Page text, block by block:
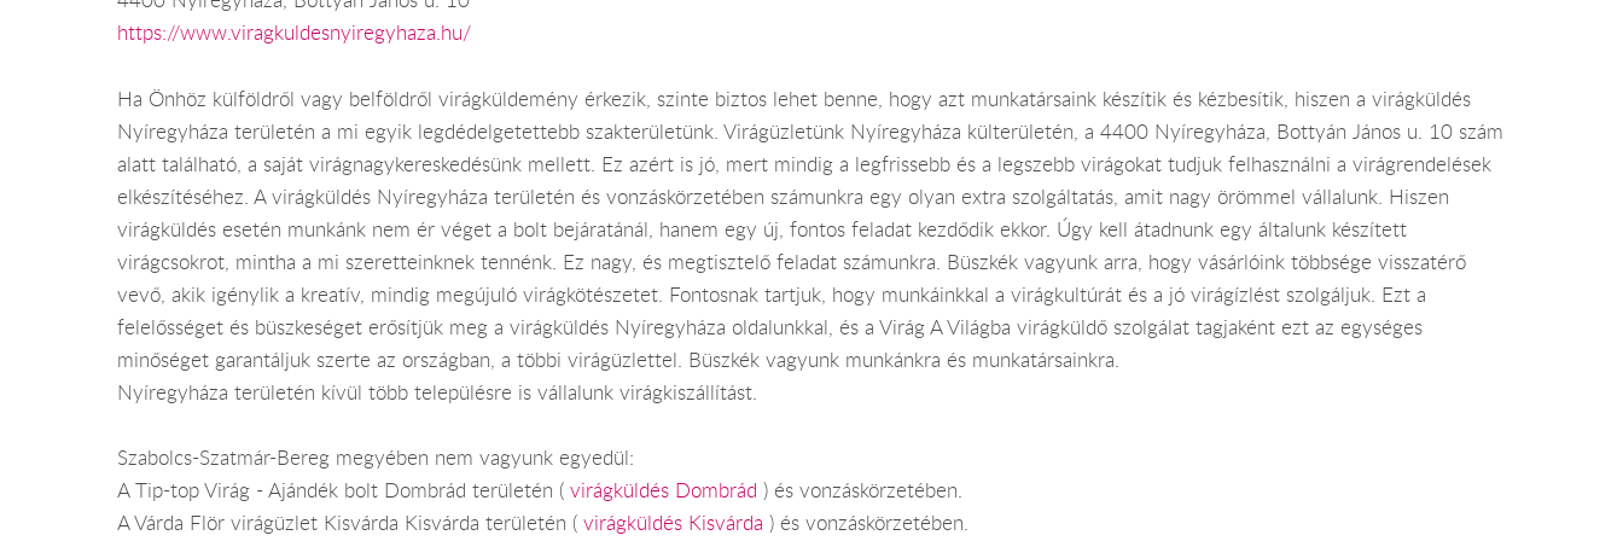
https://www.viragkuldesnyiregyhaza.hu/
Ha Önhöz külföldről vagy belföldről virágküldemény érkezik, szinte biztos lehet benne, hogy azt munkatársaink készítik és kézbesítik, hiszen a virágküldés
Nyíregyháza területén a mi egyik legdédelgetettebb szakterületünk. Virágüzletünk Nyíregyháza külterületén, a 4400 Nyíregyháza, Bottyán János u. 10 szám
alatt található, a saját virágnagykereskedésünk mellett. Ez azért is jó, mert mindig a legfrissebb és a legszebb virágokat tudjuk felhasználni a virágrendelések
elkészítéséhez. A virágküldés Nyíregyháza területén és vonzáskörzetében számunkra egy olyan extra szolgáltatás, amit nagy örömmel vállalunk. Hiszen
virágküldés esetén munkánk nem ér véget a bolt bejáratánál, hanem egy új, fontos feladat kezdődik ekkor. Úgy kell átadnunk egy általunk készített
virágcsokrot, mintha a mi szeretteinknek tennénk. Ez nagy, és megtisztelő feladat számunkra. Büszkék vagyunk arra, hogy vásárlóink többsége visszatérő
vevő, akik igénylik a kreatív, mindig megújuló virágkötészetet. Fontosnak tartjuk, hogy munkáinkkal a virágkultúrát és a jó virágízlést szolgáljuk. Ezt a
felelősséget és büszkeséget erősítjük meg a virágküldés Nyíregyháza oldalunkkal, és a Virág A Világba virágküldő szolgálat tagjaként ezt az egységes
minőséget garantáljuk szerte az országban, a többi virágüzlettel. Büszkék vagyunk munkánkra és munkatársainkra.
Nyíregyháza területén kívül több településre is vállalunk virágkiszállítást.
Szabolcs-Szatmár-Bereg megyében nem vagyunk egyedül:
A Tip-top Virág - Ajándék bolt Dombrád területén ( virágküldés Dombrád ) és vonzáskörzetében.
A Várda Flör virágüzlet Kisvárda Kisvárda területén ( virágküldés Kisvárda ) és vonzáskörzetében.